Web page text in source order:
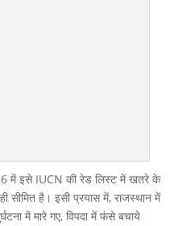
में इसे IUCN की रेड लिस्ट में खतरे के
है। इसी प्रयास में, राजस्थान में
में मारे गए, विपदा में फंसे बचाये